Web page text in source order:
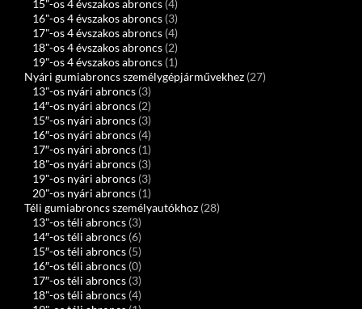
15"-os 4 évszakos abroncs (4)
16"-os 4 évszakos abroncs (3)
17"-os 4 évszakos abroncs (4)
18"-os 4 évszakos abroncs (2)
19"-os 4 évszakos abroncs (1)
Nyári gumiabroncs személygépjárművekhez (27)
13"-os nyári abroncs (3)
14″-os nyári abroncs (2)
15″-os nyári abroncs (3)
16″-os nyári abroncs (4)
17″-os nyári abroncs (1)
18"-os nyári abroncs (3)
19"-os nyári abroncs (3)
20"-os nyári abroncs (1)
Téli gumiabroncs személyautókhoz (28)
13"-os téli abroncs (3)
14″-os téli abroncs (6)
15″-os téli abroncs (5)
16″-os téli abroncs (0)
17″-os téli abroncs (3)
18"-os téli abroncs (4)